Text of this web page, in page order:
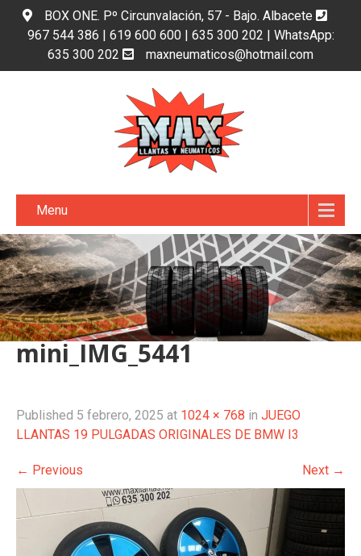
BOX ONE. Pº Circunvalación, 57 - Bajo. Albacete
967 544 386 | 619 600 600 | 635 300 202 | WhatsApp:
635 300 202
maxneumaticos@hotmail.com
Menu
mini_IMG_5441
Published 5 febrero, 2025 at 1024 × 768 in JUEGO
LLANTAS 19 PULGADAS ORIGINALES DE BMW I3
← Previous Next →